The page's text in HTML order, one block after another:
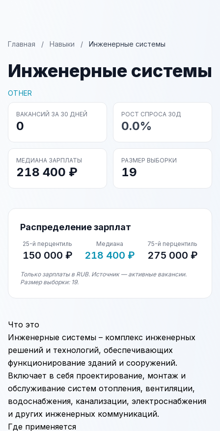
Главная / Навыки / Инженерные системы
Инженерные системы
OTHER
ВАКАНСИЙ ЗА 30 ДНЕЙ
0
РОСТ СПРОСА 30Д
0.0%
МЕДИАНА ЗАРПЛАТЫ
218 400 ₽
РАЗМЕР ВЫБОРКИ
19
Распределение зарплат
25-й перцентиль
150 000 ₽
Медиана
218 400 ₽
75-й перцентиль
275 000 ₽
Только зарплаты в RUB. Источник — активные вакансии.
Размер выборки: 19.
Что это
Инженерные системы – комплекс инженерных
решений и технологий, обеспечивающих
функционирование зданий и сооружений.
Включает в себя проектирование, монтаж и
обслуживание систем отопления, вентиляции,
водоснабжения, канализации, электроснабжения
и других инженерных коммуникаций.
Где применяется